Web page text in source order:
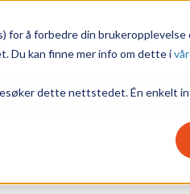
å forbedre din brukeropplevelse
Du kan finne mer info om dette i
dette nettstedet. Én enkelt